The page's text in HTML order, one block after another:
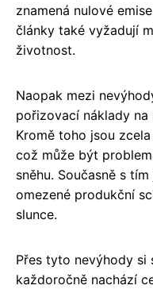
znamená nulové
články také vyžadují
životnost.
Naopak mezi
pořizovací náklady na
Kromě toho jsou
což může být
sněhu. Současně s
omezené produkční
slunce.
Přes tyto nevýhody si
každoročně nachází